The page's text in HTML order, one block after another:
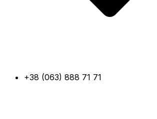
+38 (063) 888 71 71